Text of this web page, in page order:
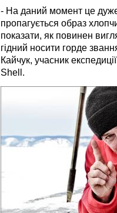
- На даний момент це
пропагується образ
показати, як повинен
гідний носити горде
Кайчук, учасник
Shell.